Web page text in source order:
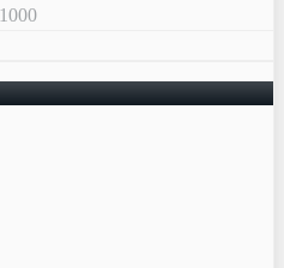
1000